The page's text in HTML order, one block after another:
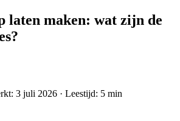
laten maken: wat zijn de
3 juli 2026 · Leestijd: 5 min